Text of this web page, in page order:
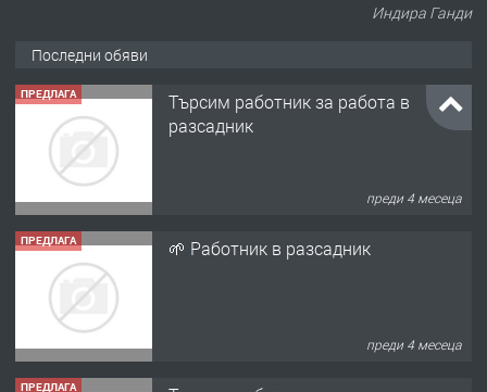
Индира Ганди
Последни обяви
ПРЕДЛАГА
Търсим работник за работа в
разсадник
преди 4 месеца
ПРЕДЛАГА 🌱 Работник в разсадник
преди 4 месеца
ПРЕДЛАГА